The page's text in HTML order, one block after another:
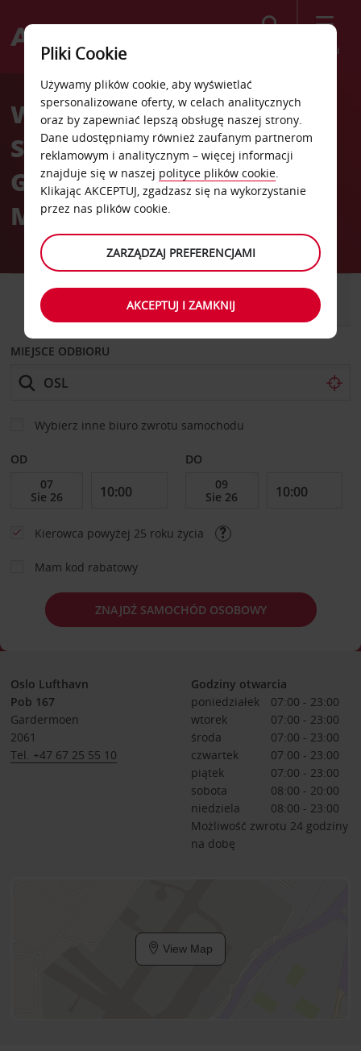
Menu
Welcome
AvisWypożyczalnia
Samochodów Oslo
Gardermoen Lotnisko
Międzynarodowe
SAMOCHÓD
SAMOCHÓD
DOSTAWCZY
MIEJSCE ODBIORU
Wybierz inne biuro zwrotu samochodu
OD DO
Kierowca powyżej 25 roku życia
Mam kod rabatowy
ZNAJDŹ SAMOCHÓD OSOBOWY
Oslo Lufthavn
Pob 167
Gardermoen
2061
Tel. +47 67 25 55 10
Godziny otwarcia
poniedziałek
07:00 - 23:00
wtorek
07:00 - 23:00
środa
07:00 - 23:00
czwartek
07:00 - 23:00
piątek
07:00 - 23:00
sobota
08:00 - 20:00
niedziela
08:00 - 23:00
Możliwość zwrotu 24 godziny
na dobę
View Map
Pliki Cookie
Używamy plików cookie, aby wyświetlać
spersonalizowane oferty, w celach analitycznych
oraz by zapewniać lepszą obsługę naszej strony.
Dane udostępniamy również zaufanym partnerom
reklamowym i analitycznym – więcej informacji
znajduje się w naszej polityce plików cookie.
Klikając AKCEPTUJ, zgadzasz się na wykorzystanie
przez nas plików cookie.
ZARZĄDZAJ PREFERENCJAMI
AKCEPTUJ I ZAMKNIJ